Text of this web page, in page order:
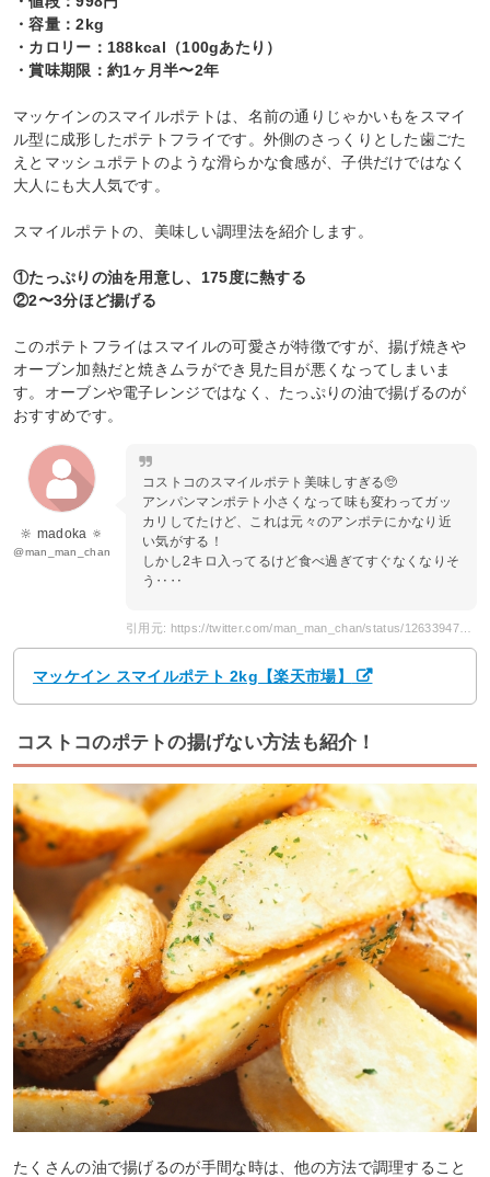
・容量：2kg
・カロリー：188kcal（100gあたり）
・賞味期限：約1ヶ月半〜2年
マッケインのスマイルポテトは、名前の通りじゃかいもをスマイ
ル型に成形したポテトフライです。外側のさっくりとした歯ごた
えとマッシュポテトのような滑らかな食感が、子供だけではなく
大人にも大人気です。
スマイルポテトの、美味しい調理法を紹介します。
①たっぷりの油を用意し、175度に熱する
②2〜3分ほど揚げる
このポテトフライはスマイルの可愛さが特徴ですが、揚げ焼きや
オーブン加熱だと焼きムラができ見た目が悪くなってしまいま
す。オーブンや電子レンジではなく、たっぷりの油で揚げるのが
おすすめです。
🔆 madoka 🔅
@man_man_chan
コストコのスマイルポテト美味しすぎる🥺
アンパンマンポテト小さくなって味も変わってガッ
カリしてたけど、これは元々のアンポテにかなり近
い気がする！
しかし2キロ入ってるけど食べ過ぎてすぐなくなりそ
う‥‥
引用元: https://twitter.com/man_man_chan/status/1263394765598425089?s=20
マッケイン スマイルポテト 2kg【楽天市場】
コストコのポテトの揚げない方法も紹介！
たくさんの油で揚げるのが手間な時は、他の方法で調理すること